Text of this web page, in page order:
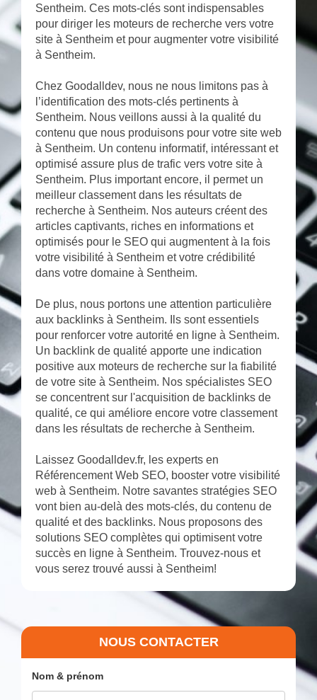
Sentheim. Ces mots-clés sont indispensables
pour diriger les moteurs de recherche vers votre
site à Sentheim et pour augmenter votre visibilité
à Sentheim.
Chez Goodalldev, nous ne nous limitons pas à
l’identification des mots-clés pertinents à
Sentheim. Nous veillons aussi à la qualité du
contenu que nous produisons pour votre site web
à Sentheim. Un contenu informatif, intéressant et
optimisé assure plus de trafic vers votre site à
Sentheim. Plus important encore, il permet un
meilleur classement dans les résultats de
recherche à Sentheim. Nos auteurs créent des
articles captivants, riches en informations et
optimisés pour le SEO qui augmentent à la fois
votre visibilité à Sentheim et votre crédibilité
dans votre domaine à Sentheim.
De plus, nous portons une attention particulière
aux backlinks à Sentheim. Ils sont essentiels
pour renforcer votre autorité en ligne à Sentheim.
Un backlink de qualité apporte une indication
positive aux moteurs de recherche sur la fiabilité
de votre site à Sentheim. Nos spécialistes SEO
se concentrent sur l'acquisition de backlinks de
qualité, ce qui améliore encore votre classement
dans les résultats de recherche à Sentheim.
Laissez Goodalldev.fr, les experts en
Référencement Web SEO, booster votre visibilité
web à Sentheim. Notre savantes stratégies SEO
vont bien au-delà des mots-clés, du contenu de
qualité et des backlinks. Nous proposons des
solutions SEO complètes qui optimisent votre
succès en ligne à Sentheim. Trouvez-nous et
vous serez trouvé aussi à Sentheim!
NOUS CONTACTER
Nom & prénom